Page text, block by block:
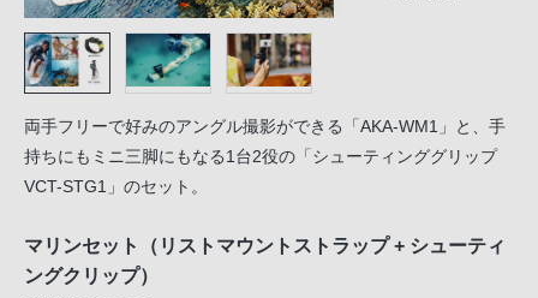
両手フリーで好みのアングル撮影ができる「AKA-WM1」と、手
持ちにもミニ三脚にもなる1台2役の「シューティンググリップ
VCT-STG1」のセット。
マリンセット（リストマウントストラップ + シューティ
ングクリップ）